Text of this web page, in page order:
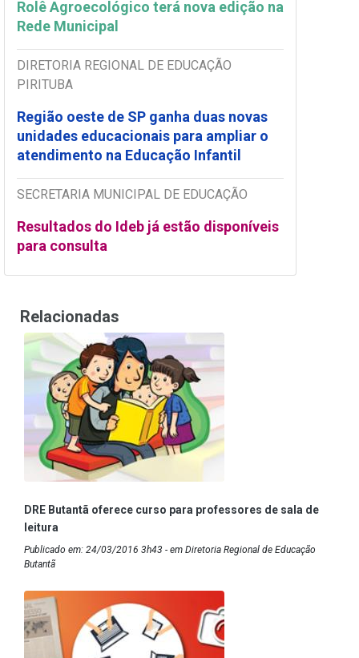
Rolê Agroecológico terá nova edição na
Rede Municipal
DIRETORIA REGIONAL DE EDUCAÇÃO
PIRITUBA
Região oeste de SP ganha duas novas
unidades educacionais para ampliar o
atendimento na Educação Infantil
SECRETARIA MUNICIPAL DE EDUCAÇÃO
Resultados do Ideb já estão disponíveis
para consulta
Relacionadas
DRE Butantã oferece curso para professores de sala de
leitura
Publicado em: 24/03/2016 3h43 - em Diretoria Regional de Educação
Butantã